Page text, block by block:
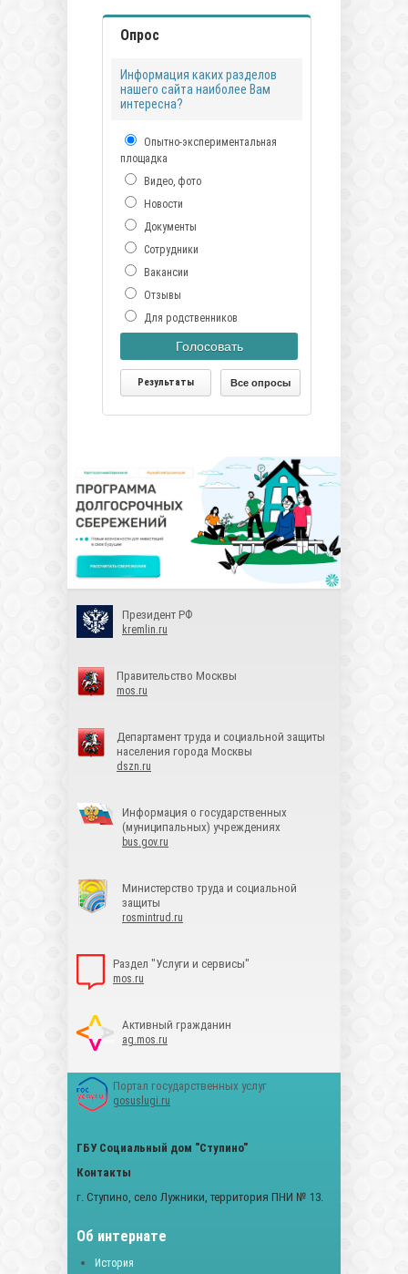
Опрос
Информация каких разделов
нашего сайта наиболее Вам
интересна?
Опытно-экспериментальная
площадка
Видео, фото
Новости
Документы
Сотрудники
Вакансии
Отзывы
Для родственников
Голосовать
Результаты Все опросы
Президент РФ
kremlin.ru
Правительство Москвы
mos.ru
Департамент труда и социальной защиты
населения города Москвы
dszn.ru
Информация о государственных
(муниципальных) учреждениях
bus.gov.ru
Министерство труда и социальной
защиты
rosmintrud.ru
Раздел "Услуги и сервисы"
mos.ru
Активный гражданин
ag.mos.ru
Портал государственных услуг
gosuslugi.ru
ГБУ Социальный дом "Ступино"
Контакты
г. Ступино, село Лужники, территория ПНИ № 13.
Об интернате
История